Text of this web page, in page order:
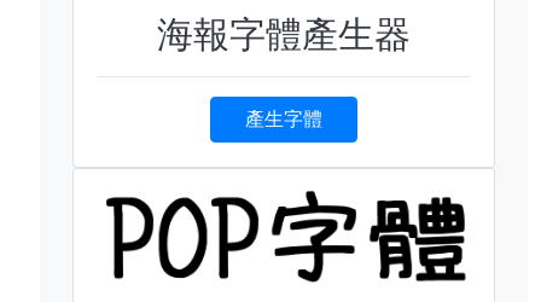
海報字體產生器
產生字體